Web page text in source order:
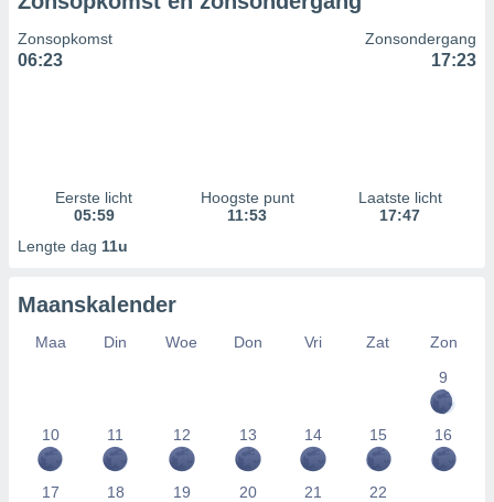
Zonsopkomst
06:23
Zonsondergang
17:23
Eerste licht
05:59
Hoogste punt
11:53
Laatste licht
17:47
Lengte dag 11u
Maanskalender
Maa Din Woe Don Vri Zat
Zon
9
10 11 12 13 14 15 16
17 18 19 20 21 22